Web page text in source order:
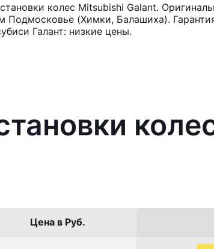
колес Mitsubishi Galant.
(Химки, Балашиха).
Галант: низкие цены.
Цена в Руб.